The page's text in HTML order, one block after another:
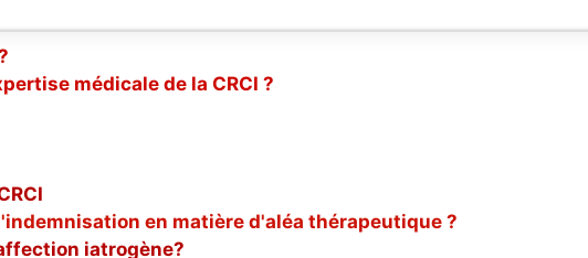
médicale de la CRCI ?
en matière d'aléa thérapeutique ?
iatrogène?